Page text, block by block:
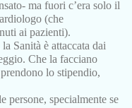
ma fuori c’era solo il
(che
ai pazienti).
Sanità è attaccata dai
Che la facciano
lo stipendio,
persone, specialmente se